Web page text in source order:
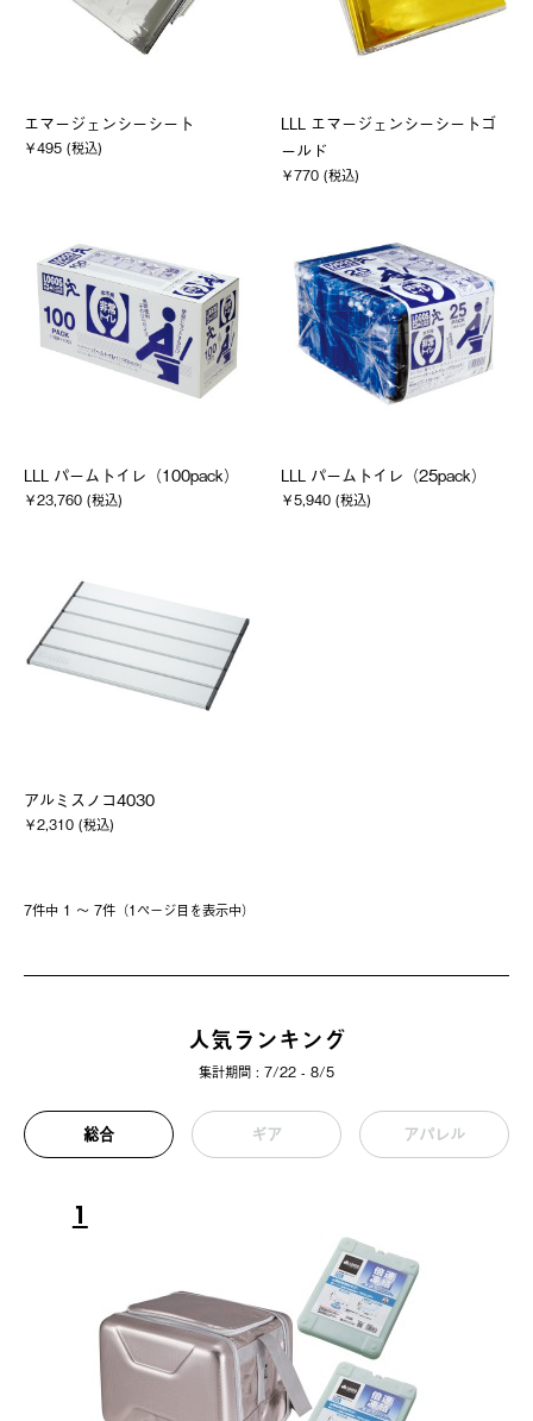
エマージェンシーシート
￥495 (税込)
LLL エマージェンシーシートゴ
ールド
￥770 (税込)
LLL パームトイレ（100pack）
￥23,760 (税込)
LLL パームトイレ（25pack）
￥5,940 (税込)
アルミスノコ4030
￥2,310 (税込)
7件中 1 〜 7件（1ページ⽬を表⽰中）
人気ランキング
集計期間 : 7/22 - 8/5
総合 ギア アパレル
1